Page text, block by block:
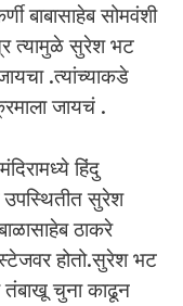
बाबासाहेब सोमवंशी
त्यामुळे सुरेश भट
.त्यांच्याकडे
जायचं .
हिंदु
उपस्थितीत सुरेश
ठाकरे
स्टेजवर होतो.सुरेश भट
तंबाखू चुना काढून